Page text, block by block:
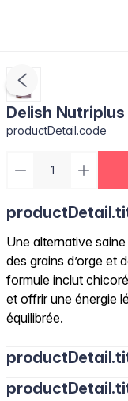
Delish
productDetail.code
Une alternative
des grains d’orge et
formule inclut
et offrir une énergie
équilibrée.